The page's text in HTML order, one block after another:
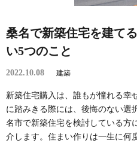
桑名で新築住宅を建て
い5つのこと
2022.10.08 建築
新築住宅購入は、誰もが憧れる幸
に踏みきる際には、後悔のない選
名市で新築住宅を検討している方
介します。住まい作りは一生に何